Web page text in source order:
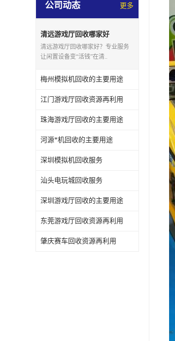
公司动态 更多
清远游戏厅回收哪家好
清远游戏厅回收哪家好？专业服务
让闲置设备变“活钱”在清..
梅州模拟机回收的主要用途
江门游戏厅回收资源再利用
珠海游戏厅回收的主要用途
河源*机回收的主要用途
深圳模拟机回收服务
汕头电玩城回收服务
深圳游戏厅回收的主要用途
东莞游戏厅回收资源再利用
肇庆赛车回收资源再利用